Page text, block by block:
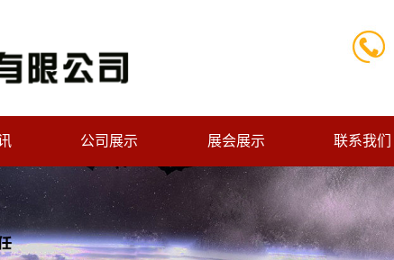
公司展示 展会展示 联系我们